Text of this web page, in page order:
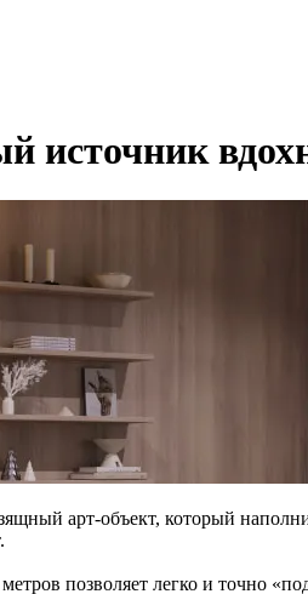
источник
арт-объект, который
позволяет легко и точно